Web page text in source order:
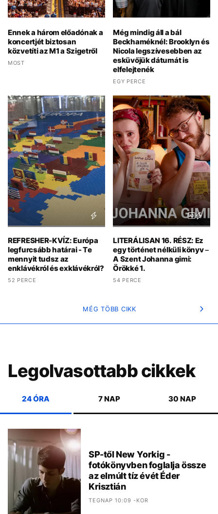
Ennek a három előadónak a
koncertjét biztosan
közvetíti az M1 a Szigetről
MOST
Még mindig áll a bál
Beckhaméknél: Brooklyn és
Nicola legszívesebben az
esküvőjük dátumát is
elfelejtenék
EGY PERCE
REFRESHER-KVÍZ: Európa
legfurcsább határai - Te
mennyit tudsz az
enklávékról és exklávékról?
52 PERCE
LITERÁLISAN 16. RÉSZ: Ez
egy történet nélküli könyv –
A Szent Johanna gimi:
Örökké 1.
54 PERCE
MÉG TÖBB CIKK
Legolvasottabb cikkek
24 ÓRA 7 NAP 30 NAP
SP-től New Yorkig -
fotókönyvben foglalja össze
az elmúlt tíz évét Éder
Krisztián
TEGNAP 10:09 -KOR